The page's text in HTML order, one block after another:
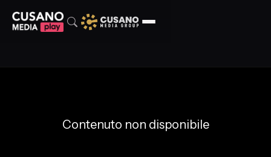
Contenuto non disponibile